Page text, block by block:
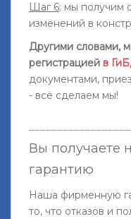
Шаг 6: мы получим
изменений в
Другими словами,
регистрацией в
документами,
- всё сделаем мы!
Вы получаете
гарантию
Наша фирменную
то, что отказов и